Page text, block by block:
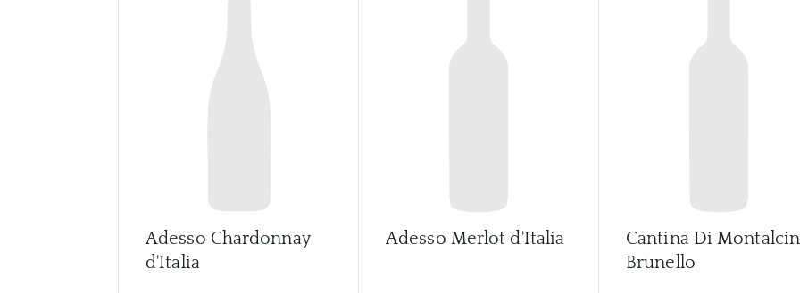
Adesso Chardonnay
d'Italia
Adesso Merlot d'Italia
Cantina Di
Brunello